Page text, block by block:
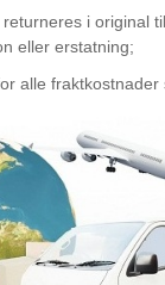
i original
eller erstatning;
alle fraktkostnader